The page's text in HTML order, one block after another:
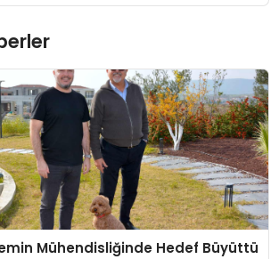
Mühendisliğinde Hedef Büyüttü